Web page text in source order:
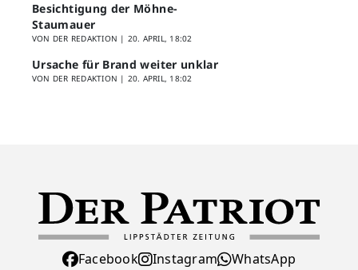
Besichtigung der Möhne-
Staumauer
VON DER REDAKTION | 20. APRIL, 18:02
Ursache für Brand weiter unklar
VON DER REDAKTION | 20. APRIL, 18:02
Facebook Instagram WhatsApp